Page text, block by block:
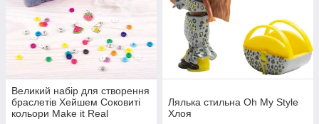
Великий набір для створення
браслетів Хейшем Соковиті
кольори Make it Real
Лялька стильна Oh My Style
Хлоя